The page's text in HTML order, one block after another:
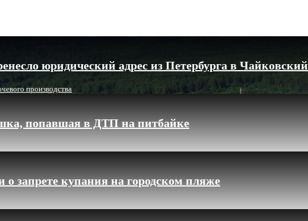
юридический адрес из Петербурга в Чайковский
производства
попавшая в ДТП на питбайке
запрете купания на городском пляже